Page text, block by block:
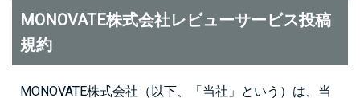
MONOVATE株式会社レビューサービス投稿
規約
MONOVATE株式会社（以下、「当社」という）は、当